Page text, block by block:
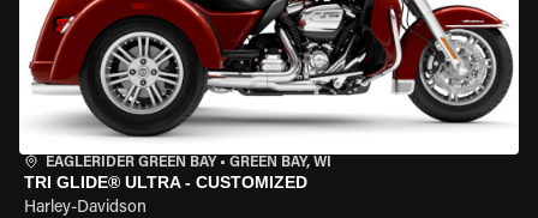
EAGLERIDER GREEN BAY • GREEN BAY, WI
TRI GLIDE® ULTRA - CUSTOMIZED
Harley-Davidson